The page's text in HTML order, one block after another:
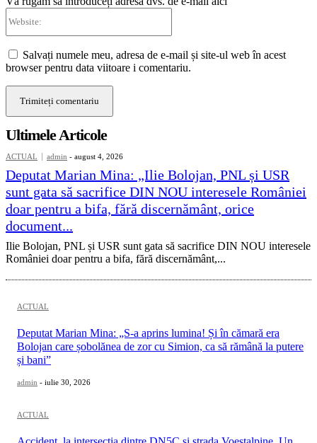
Salvați numele meu, adresa de e-mail și site-ul web în acest
browser pentru data viitoare i comentariu.
Ultimele Articole
ACTUAL admin - august 4, 2026
Deputat Marian Mina: „Ilie Bolojan, PNL și USR
sunt gata să sacrifice DIN NOU interesele României
doar pentru a bifa, fără discernământ, orice
document...
Ilie Bolojan, PNL și USR sunt gata să sacrifice DIN NOU interesele
României doar pentru a bifa, fără discernământ,...
ACTUAL
Deputat Marian Mina: „S-a aprins lumina! Și în cămară era
Bolojan care șobolănea de zor cu Simion, ca să rămână la putere
și bani”
admin - iulie 30, 2026
ACTUAL